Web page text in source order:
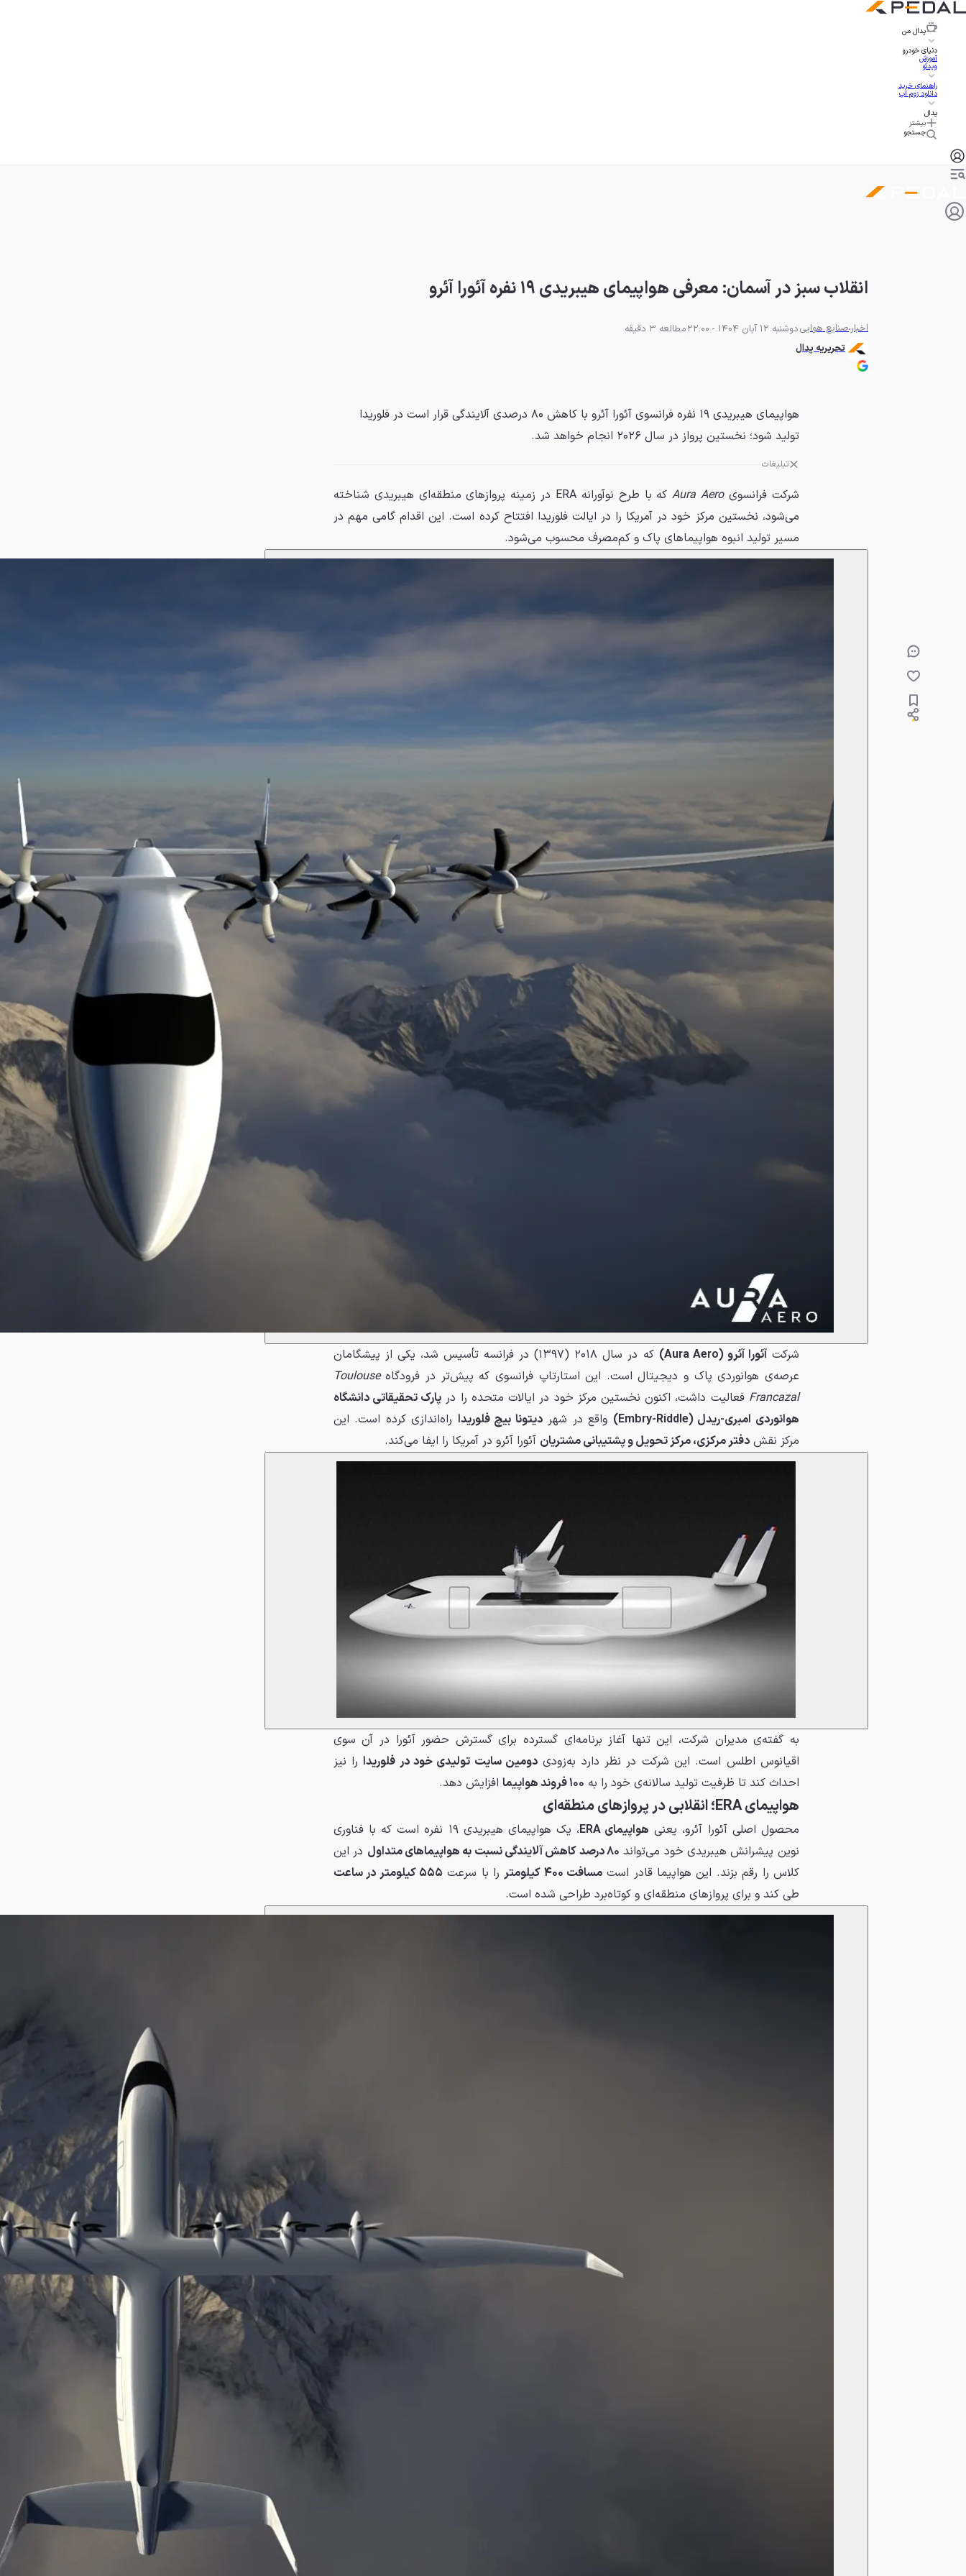
پدال من
دنیای خودرو
آموزش
ویدئو
راهنمای خرید
دانلود زوم اپ
پدال
بیشتر
جستجو
انقلاب سبز در آسمان: معرفی هواپیمای هیبریدی ۱۹ نفره آئورا آئرو
اخبارصنایع هواییدوشنبه 12 آبان 1404 - 22:00
مطالعه 3 دقیقه
تحریریه پدال
هواپیمای هیبریدی ۱۹ نفره فرانسوی آئورا آئرو با کاهش ۸۰ درصدی آلایندگی قرار است در فلوریدا
تولید شود؛ نخستین پرواز در سال ۲۰۲۶ انجام خواهد شد.
تبلیغات
شرکت فرانسویAura Aero
که با طرح نوآورانه ERA در زمینه پروازهای منطقه‌ای هیبریدی شناخته
می‌شود، نخستین مرکز خود در آمریکا را در ایالت فلوریدا افتتاح کرده است. این اقدام گامی مهم در
مسیر تولید انبوه هواپیماهای پاک و کم‌مصرف محسوب می‌شود.
شرکتآئورا آئرو (Aura Aero)
که در سال ۲۰۱۸ (۱۳۹۷) در فرانسه تأسیس شد، یکی از پیشگامان
عرصه‌ی هوانوردی پاک و دیجیتال است. این استارتاپ فرانسوی که پیش‌تر در فرودگاهToulouse
Francazal فعالیت داشت، اکنون نخستین مرکز خود در ایالات متحده را در پارک تحقیقاتی دانشگاه
هوانوردی امبری-ریدل (Embry-Riddle)
واقع در شهردیتونا بیچ فلوریدا راه‌اندازی کرده است. این
مرکز نقشدفتر مرکزی، مرکز تحویل و پشتیبانی مشتریان آئورا آئرو در آمریکا را ایفا می‌کند.
به گفته‌ی مدیران شرکت، این تنها آغاز برنامه‌ای گسترده برای گسترش حضور آئورا در آن سوی
اقیانوس اطلس است. این شرکت در نظر دارد به‌زودی دومین سایت تولیدی خود در فلوریدارا نیز
احداث کند تا ظرفیت تولید سالانه‌ی خود را به ۱۰۰ فروند هواپیما افزایش دهد.
هواپیمای ERA؛ انقلابی در پروازهای منطقه‌ای
محصول اصلی آئورا آئرو، یعنی هواپیمای ERA
، یک هواپیمای هیبریدی ۱۹ نفره است که با فناوری
نوین پیشرانش هیبریدی خود می‌تواند ۸۰ درصد کاهش آلایندگی نسبت به هواپیماهای متداول
در این
کلاس را رقم بزند. این هواپیما قادر است مسافت ۴۰۰ کیلومتر را با سرعت ۵۵۵ کیلومتر در ساعت
طی کند و برای پروازهای منطقه‌ای و کوتاه‌برد طراحی شده است.